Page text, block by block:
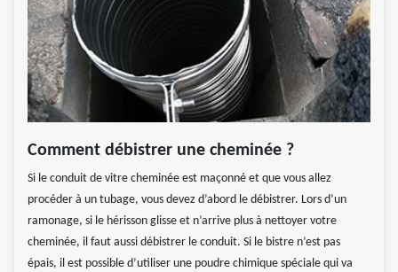
Comment débistrer une cheminée ?
Si le conduit de vitre cheminée est maçonné et que vous allez
procéder à un tubage, vous devez d’abord le débistrer. Lors d’un
ramonage, si le hérisson glisse et n’arrive plus à nettoyer votre
cheminée, il faut aussi débistrer le conduit. Si le bistre n’est pas
épais, il est possible d’utiliser une poudre chimique spéciale qui va